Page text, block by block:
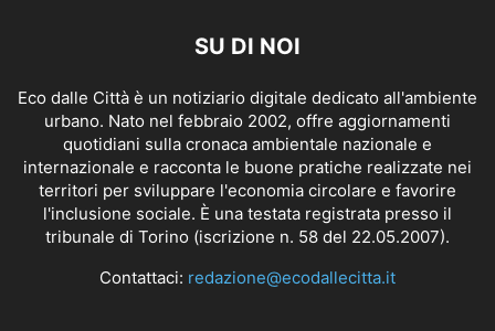
SU DI NOI
Eco dalle Città è un notiziario digitale dedicato all'ambiente
urbano. Nato nel febbraio 2002, offre aggiornamenti
quotidiani sulla cronaca ambientale nazionale e
internazionale e racconta le buone pratiche realizzate nei
territori per sviluppare l'economia circolare e favorire
l'inclusione sociale. È una testata registrata presso il
tribunale di Torino (iscrizione n. 58 del 22.05.2007).
Contattaci: redazione@ecodallecitta.it